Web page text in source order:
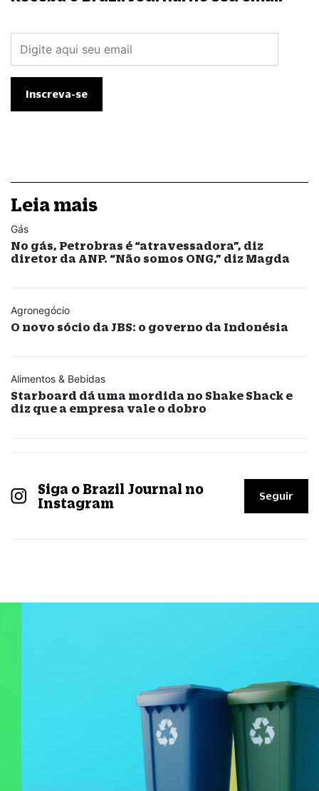
Leia mais
Gás
No gás, Petrobras é “atravessadora”, diz
diretor da ANP. “Não somos ONG,” diz Magda
Agronegócio
O novo sócio da JBS: o governo da Indonésia
Alimentos & Bebidas
Starboard dá uma mordida no Shake Shack e
diz que a empresa vale o dobro
Siga o Brazil Journal no
Instagram
Seguir